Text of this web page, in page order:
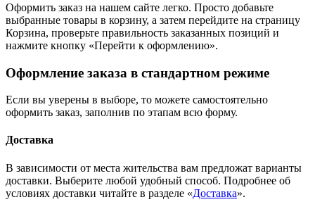
Оформить заказ на нашем сайте легко. Просто добавьте
выбранные товары в корзину, а затем перейдите на страницу
Корзина, проверьте правильность заказанных позиций и
нажмите кнопку «Перейти к оформлению».
Оформление заказа в стандартном режиме
Если вы уверены в выборе, то можете самостоятельно
оформить заказ, заполнив по этапам всю форму.
Доставка
В зависимости от места жительства вам предложат варианты
доставки. Выберите любой удобный способ. Подробнее об
условиях доставки читайте в разделе «Доставка».